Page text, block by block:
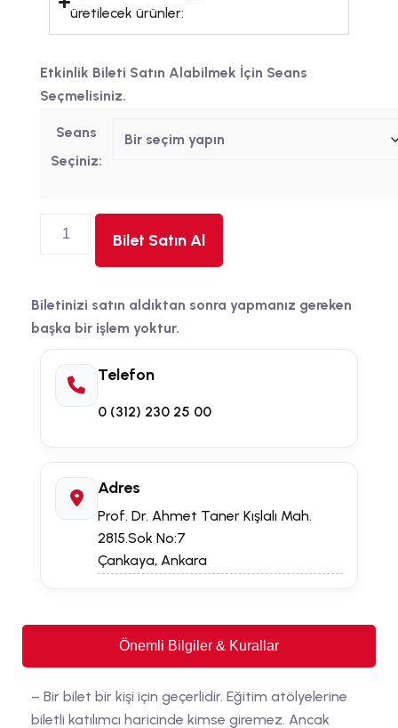
üretilecek ürünler:
Etkinlik Bileti Satın Alabilmek İçin Seans
Seçmelisiniz.
Seans
Seçiniz:
Bilet Satın Al
Biletinizi satın aldıktan sonra yapmanız gereken
başka bir işlem yoktur.
Telefon
0 (312) 230 25 00
Adres
Prof. Dr. Ahmet Taner Kışlalı Mah.
2815.Sok No:7
Çankaya, Ankara
Önemli Bilgiler & Kurallar
– Bir bilet bir kişi için geçerlidir. Eğitim atölyelerine
biletli katılımcı haricinde kimse giremez. Ancak